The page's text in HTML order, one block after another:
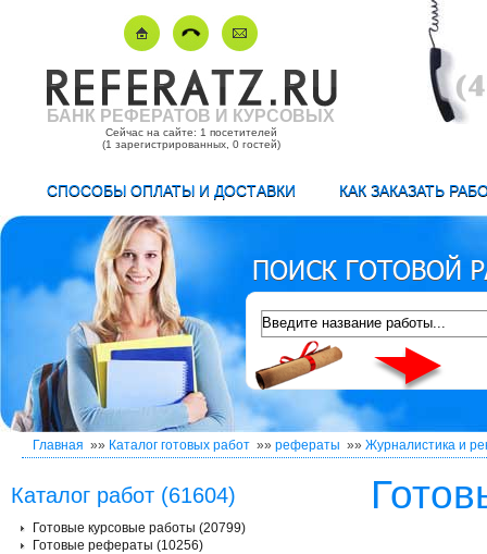
БАНК РЕФЕРАТОВ И КУРСОВЫХ
Сейчас на сайте: 1 посетителей
(1 зарегистрированных, 0 гостей)
СПОСОБЫ ОПЛАТЫ И ДОСТАВКИ КАК ЗАКАЗАТЬ
Главная »» Каталог готовых работ »» рефераты »» Журналистика и
Каталог работ (61604)
Готовые курсовые работы (20799)
Готовые рефераты (10256)